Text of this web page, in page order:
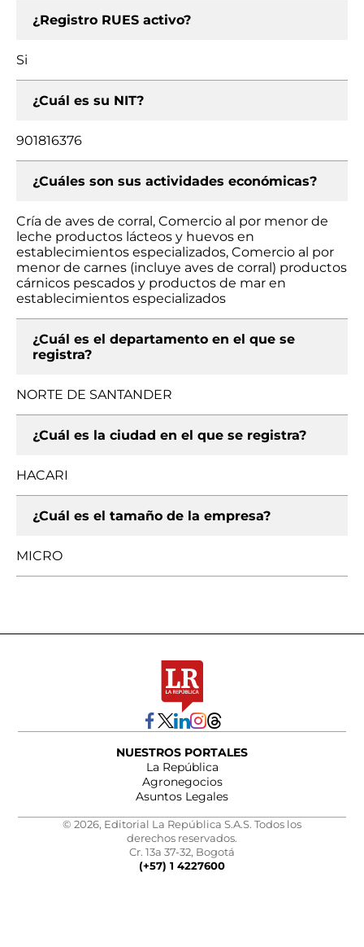
¿Registro RUES activo?
Si
¿Cuál es su NIT?
901816376
¿Cuáles son sus actividades económicas?
Cría de aves de corral, Comercio al por menor de
leche productos lácteos y huevos en
establecimientos especializados, Comercio al por
menor de carnes (incluye aves de corral) productos
cárnicos pescados y productos de mar en
establecimientos especializados
¿Cuál es el departamento en el que se
registra?
NORTE DE SANTANDER
¿Cuál es la ciudad en el que se registra?
HACARI
¿Cuál es el tamaño de la empresa?
MICRO
NUESTROS PORTALES
La República
Agronegocios
Asuntos Legales
© 2026, Editorial La República S.A.S. Todos los
derechos reservados.
Cr. 13a 37-32, Bogotá
(+57) 1 4227600